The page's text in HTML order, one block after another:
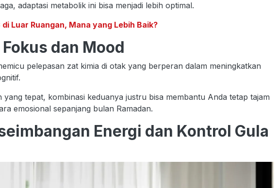
adaptasi metabolik ini bisa menjadi lebih optimal.
Luar Ruangan, Mana yang Lebih Baik?
dan Mood
pelepasan zat kimia di otak yang berperan dalam meningkatkan
tepat, kombinasi keduanya justru bisa membantu Anda tetap tajam
emosional sepanjang bulan Ramadan.
Energi dan Kontrol Gula